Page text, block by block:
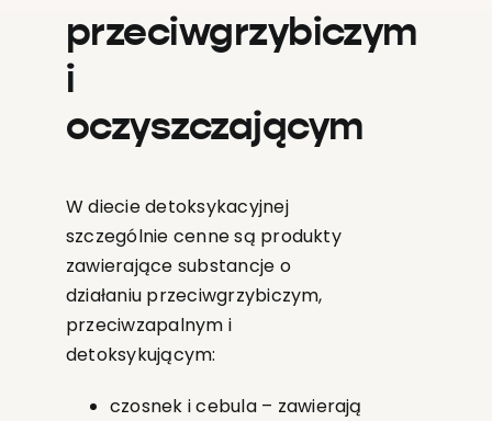
przeciwgrzybiczym
i
oczyszczającym
W diecie detoksykacyjnej
szczególnie cenne są produkty
zawierające substancje o
działaniu przeciwgrzybiczym,
przeciwzapalnym i
detoksykującym:
czosnek i cebula – zawierają